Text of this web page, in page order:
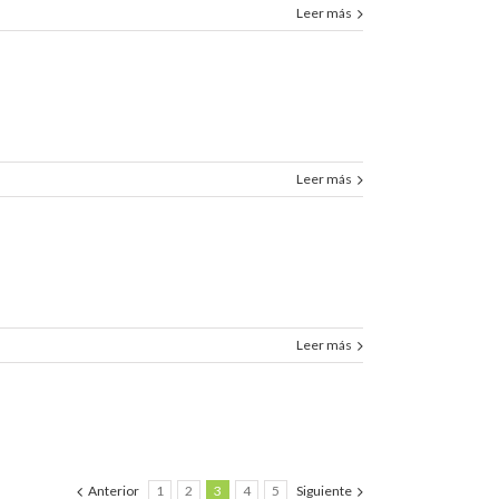
Leer más
Leer más
Leer más
Anterior 1 2 3 4 5 Siguiente